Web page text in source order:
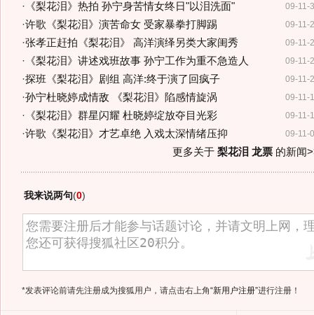
09-11-
· 《梨花泪》热拍 孙宁身苦情女终日"以泪洗面"
09-11-
·许歌《梨花泪》演苦命女 受家暴拳打脚踢
09-11-
·张孝正赶拍《梨花泪》 高洋演绎另类大家闺秀
09-11-
· 《梨花泪》讲述戏班故事 孙宁工作为重不急造人
09-11-
·探班《梨花泪》剧组 高洋:终于演了回疯子
09-11-
·孙宁杜晓婷成情敌 《梨花泪》陷感情旋涡
09-11-
· 《梨花泪》群星闪耀 杜晓婷绽放夺目光彩
09-11-
·许歌《梨花泪》才艺卓绝 入戏太深情绪压抑
更多关于 梨花泪 龙票的新闻
我来说两句(0)
*发表评论前请先注册成为搜狐用户，请点击右上角“新用户注册”进行注册！